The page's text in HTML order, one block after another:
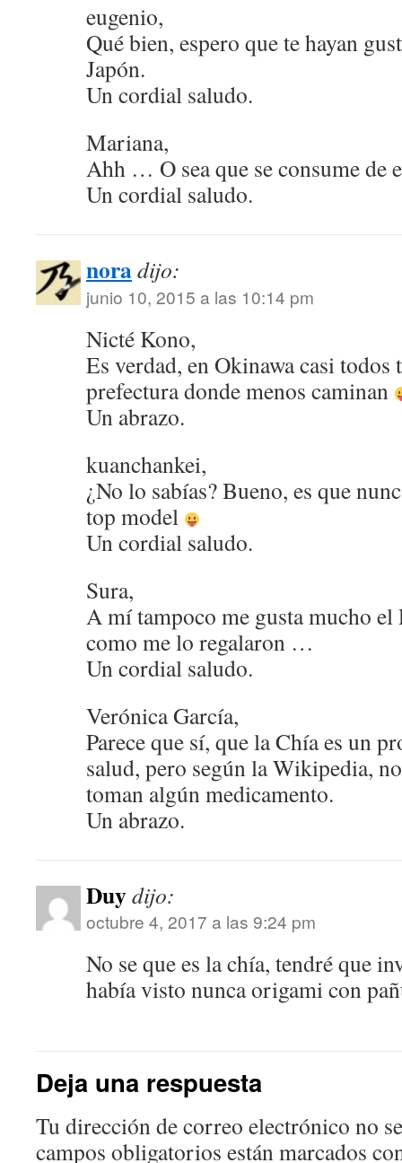
eugenio,
Qué bien, espero que te hayan
Japón.
Un cordial saludo.
Mariana,
Ahh … O sea que se consume de
Un cordial saludo.
noradijo:
junio 10, 2015 a las 10:14 pm
Nicté Kono,
Es verdad, en Okinawa casi todos
prefectura donde menos caminan
Un abrazo.
kuanchankei,
¿No lo sabías? Bueno, es que
top model
Un cordial saludo.
Sura,
A mí tampoco me gusta mucho el
como me lo regalaron …
Un cordial saludo.
Verónica García,
Parece que sí, que la Chía es un
salud, pero según la Wikipedia,
toman algún medicamento.
Un abrazo.
Duydijo:
octubre 4, 2017 a las 9:24 pm
No se que es la chía, tendré que
había visto nunca origami con
Deja una respuesta
Tu dirección de correo electrónico no
campos obligatorios están marcados